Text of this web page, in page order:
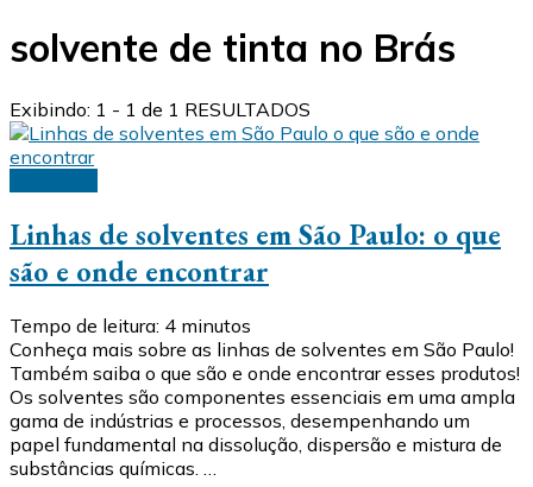
solvente de tinta no Brás
Exibindo: 1 - 1 de 1 RESULTADOS
Linhas de solventes em São Paulo: o que
são e onde encontrar
Tempo de leitura: 4 minutos
Conheça mais sobre as linhas de solventes em São Paulo!
Também saiba o que são e onde encontrar esses produtos!
Os solventes são componentes essenciais em uma ampla
gama de indústrias e processos, desempenhando um
papel fundamental na dissolução, dispersão e mistura de
substâncias químicas. …